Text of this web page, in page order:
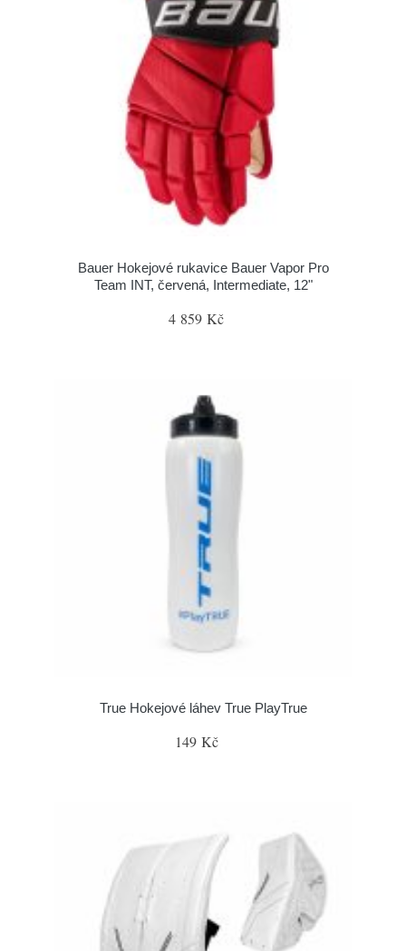
Bauer Hokejové rukavice Bauer Vapor Pro
Team INT, červená, Intermediate, 12"
4 859 Kč
True Hokejové láhev True PlayTrue
149 Kč